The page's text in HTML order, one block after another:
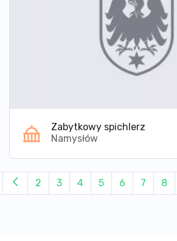
Zabytkowy spichlerz
Namysłów
2 3 4 5 6 7 8